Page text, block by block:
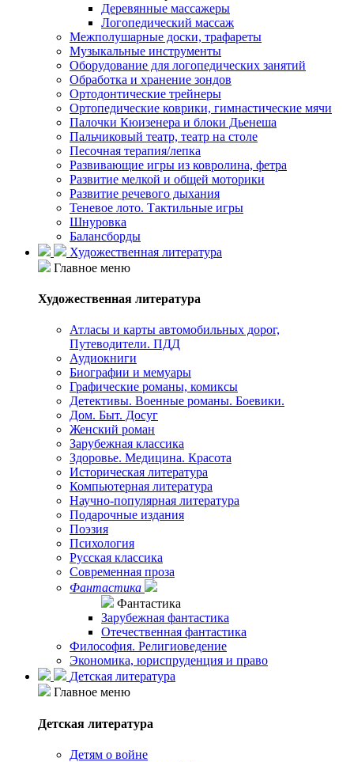
Деревянные массажеры
Логопедический массаж
Межполушарные доски, трафареты
Музыкальные инструменты
Оборудование для логопедических занятий
Обработка и хранение зондов
Ортодонтические трейнеры
Ортопедические коврики, гимнастические мячи
Палочки Кюизенера и блоки Дьенеша
Пальчиковый театр, театр на столе
Песочная терапия/лепка
Развивающие игры из ковролина, фетра
Развитие мелкой и общей моторики
Развитие речевого дыхания
Теневое лото. Тактильные игры
Шнуровка
Балансборды
Художественная литература
Главное меню
Художественная литература
Атласы и карты автомобильных дорог,
Путеводители. ПДД
Аудиокниги
Биографии и мемуары
Графические романы, комиксы
Детективы. Военные романы. Боевики.
Дом. Быт. Досуг
Женский роман
Зарубежная классика
Здоровье. Медицина. Красота
Историческая литература
Компьютерная литература
Научно-популярная литература
Подарочные издания
Поэзия
Психология
Русская классика
Современная проза
Фантастика
Фантастика
Зарубежная фантастика
Отечественная фантастика
Философия. Религиоведение
Экономика, юриспруденция и право
Детская литература
Главное меню
Детская литература
Детям о войне